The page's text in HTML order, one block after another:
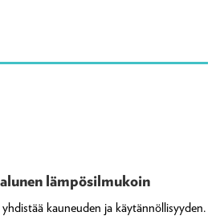
lämpösilmukoin
kauneuden ja käytännöllisyyden.